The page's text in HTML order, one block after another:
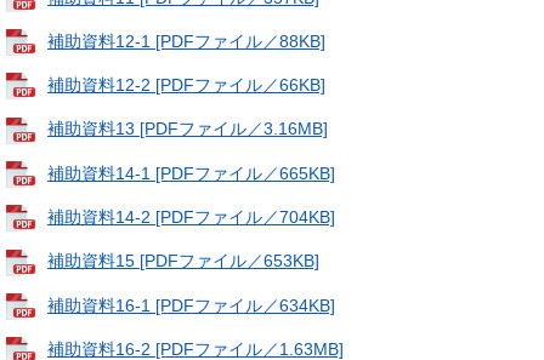
補助資料12-1 [PDFファイル／88KB]
補助資料12-2 [PDFファイル／66KB]
補助資料13 [PDFファイル／3.16MB]
補助資料14-1 [PDFファイル／665KB]
補助資料14-2 [PDFファイル／704KB]
補助資料15 [PDFファイル／653KB]
補助資料16-1 [PDFファイル／634KB]
補助資料16-2 [PDFファイル／1.63MB]